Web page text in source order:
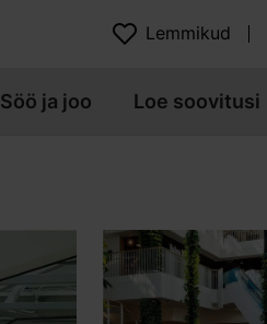
Lemmikud
Söö ja joo Loe soovitusi